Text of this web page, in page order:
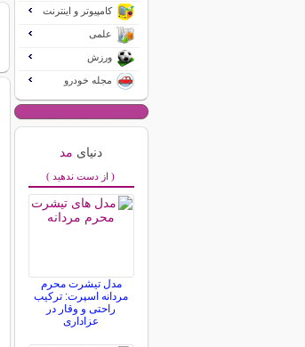
کامپیوتر و اینترنت
علمی
ورزش
مجله خودرو
دنیای مد
( از دست ندهید )
مدل تیشرت محرم
مردانه اسپرت: ترکیب
راحتی و وقار در
عزاداری